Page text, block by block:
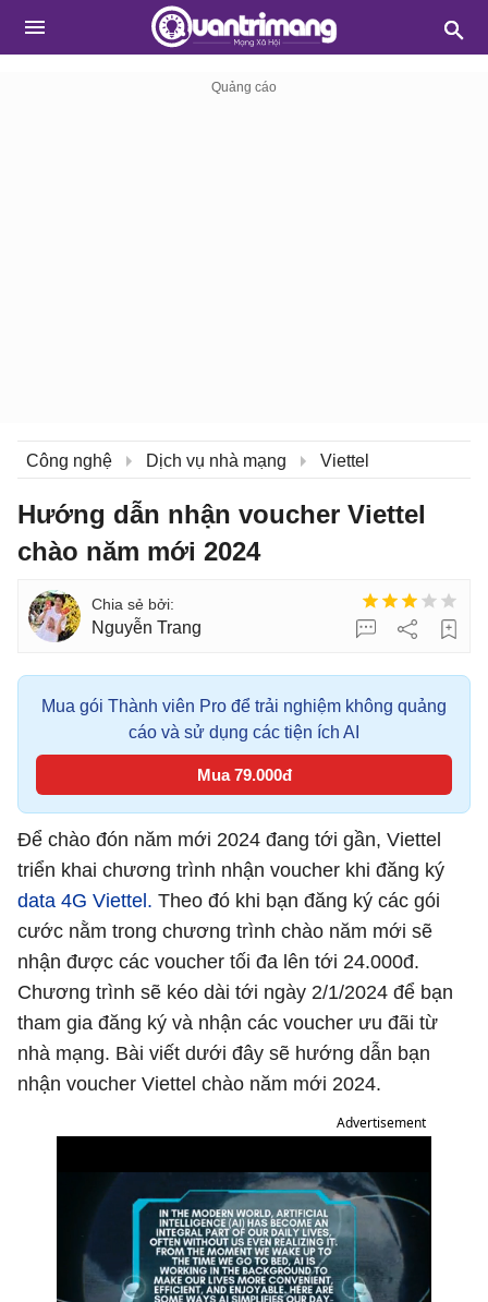
Công nghệ Dịch vụ nhà mạng Viettel
Hướng dẫn nhận voucher Viettel
chào năm mới 2024
Nguyễn Trang
Mua gói Thành viên Pro để trải nghiệm không quảng
cáo và sử dụng các tiện ích AI
Mua 79.000đ
Để chào đón năm mới 2024 đang tới gần, Viettel
triển khai chương trình nhận voucher khi đăng ký
data 4G Viettel. Theo đó khi bạn đăng ký các gói
cước nằm trong chương trình chào năm mới sẽ
nhận được các voucher tối đa lên tới 24.000đ.
Chương trình sẽ kéo dài tới ngày 2/1/2024 để bạn
tham gia đăng ký và nhận các voucher ưu đãi từ
nhà mạng. Bài viết dưới đây sẽ hướng dẫn bạn
nhận voucher Viettel chào năm mới 2024.
Advertisement